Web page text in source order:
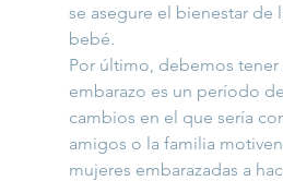
se asegure el bienestar de
bebé.
Por último, debemos
embarazo es un período
cambios en el que sería
amigos o la familia
mujeres embarazadas a